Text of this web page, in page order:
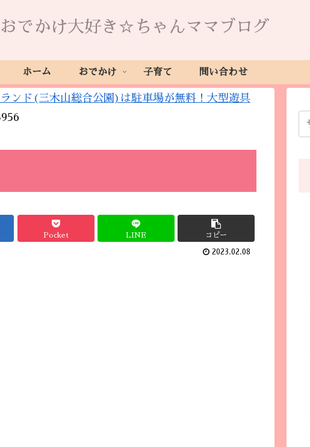
おでかけ大好き☆ちゃんママブログ
ホーム おでかけ 子育て 問い合わせ
ンド(三木山総合公園)は駐車場が無料！大型遊具
Pocket LINE コピー
2023.02.08